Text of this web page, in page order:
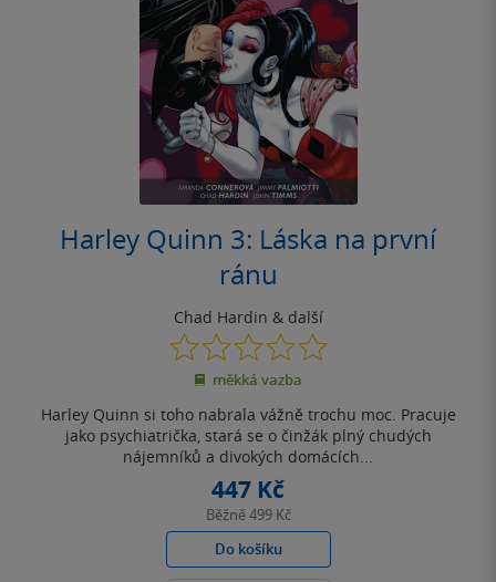
Harley Quinn 3: Láska na první
ránu
Chad Hardin & další
0.0
z
5
měkká vazba
Harley Quinn si toho nabrala vážně trochu moc. Pracuje
jako psychiatrička, stará se o činžák plný chudých
nájemníků a divokých domácích...
447 Kč
Běžně499 Kč
Do košíku